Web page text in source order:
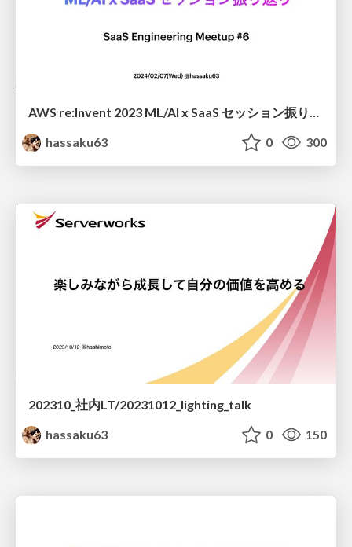
AWS re:Invent 2023 ML/AI x SaaS セッション振り返り/saas-eng-meetup-6_hassaku63
hassaku63
0 300
202310_社内LT/20231012_lighting_talk
hassaku63
0 150